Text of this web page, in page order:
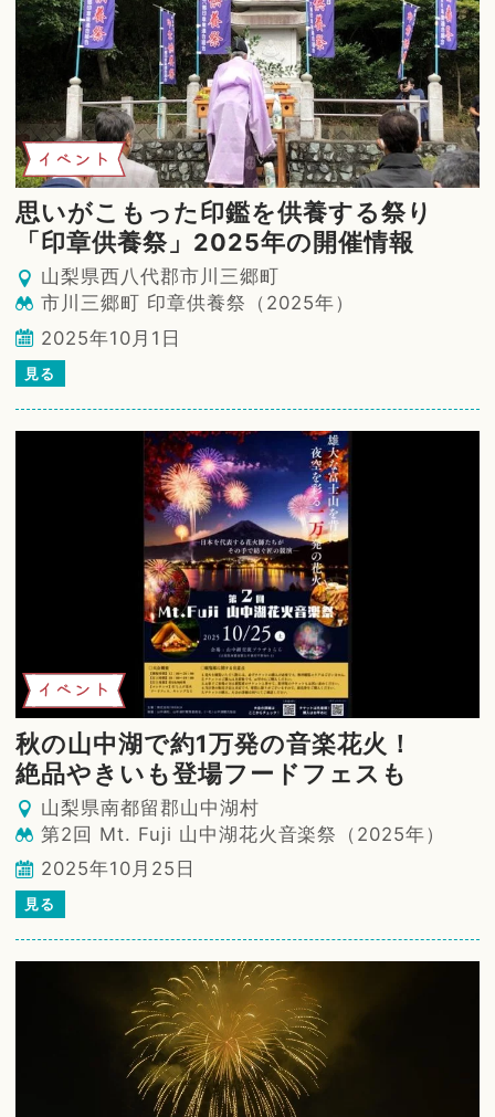
イベント
思いがこもった印鑑を供養する祭り
「印章供養祭」2025年の開催情報
山梨県西八代郡市川三郷町
市川三郷町 印章供養祭（2025年）
2025年10月1日
見る
イベント
秋の山中湖で約1万発の音楽花火！
絶品やきいも登場フードフェスも
山梨県南都留郡山中湖村
第2回 Mt. Fuji 山中湖花火音楽祭（2025年）
2025年10月25日
見る